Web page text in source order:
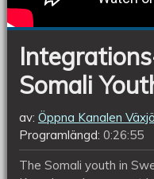
Somali
av: Öppna Kanalen Växjö
Programlängd: 0:26:55
The Somali youth in